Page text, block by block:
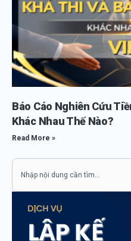
Báo Cáo Nghiên Cứu
Khác Nhau Thế Nào?
Read More »